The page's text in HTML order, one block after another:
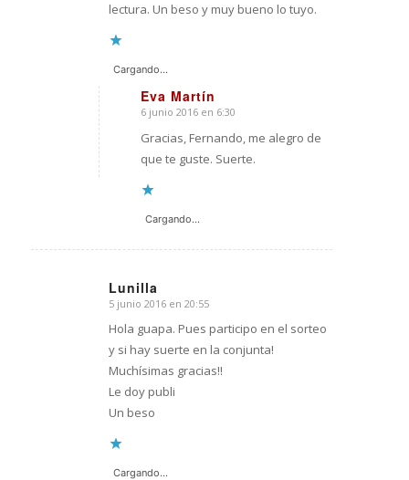
lectura. Un beso y muy bueno lo tuyo.
Cargando...
Eva Martín
Dice:
6 junio 2016 en 6:30
Gracias, Fernando, me alegro de
que te guste. Suerte.
Cargando...
Lunilla
Dice:
5 junio 2016 en 20:55
Hola guapa. Pues participo en el sorteo
y si hay suerte en la conjunta!
Muchísimas gracias!!
Le doy publi
Un beso
Cargando...